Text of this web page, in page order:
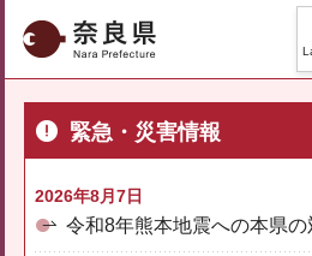
奈良県
緊急・災害情報
2026年8月7日
令和8年熊本地震への本県の